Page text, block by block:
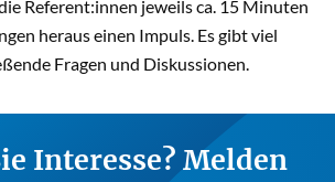
Referent:innen jeweils ca. 15 Minuten
heraus einen Impuls. Es gibt viel
Fragen und Diskussionen.
Interesse? Melden